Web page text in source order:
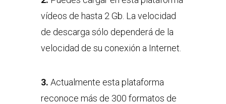
vídeos de hasta 2 Gb. La velocidad
de descarga sólo dependerá de la
velocidad de su conexión a Internet.
3. Actualmente esta plataforma
reconoce más de 300 formatos de